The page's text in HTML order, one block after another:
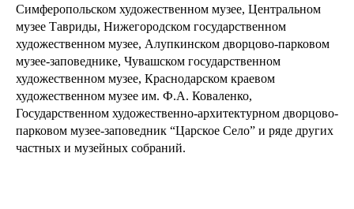
Симферопольском художественном музее, Центральном
музее Тавриды, Нижегородском государственном
художественном музее, Алупкинском дворцово-парковом
музее-заповеднике, Чувашском государственном
художественном музее, Краснодарском краевом
художественном музее им. Ф.А. Коваленко,
Государственном художественно-архитектурном дворцово-
парковом музее-заповедник “Царское Село” и ряде других
частных и музейных собраний.